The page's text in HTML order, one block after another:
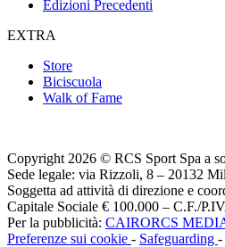
Edizioni Precedenti
EXTRA
Store
Biciscuola
Walk of Fame
Copyright 2026 © RCS Sport Spa a
Sede legale: via Rizzoli, 8 – 20132
Soggetta ad attività di direzione e
Capitale Sociale € 100.000 – C.F./
Per la pubblicità: CAIRORCS
Preferenze sui cookie - Safeguarding -